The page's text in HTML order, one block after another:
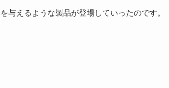
与えるような製品が登場していったのです。